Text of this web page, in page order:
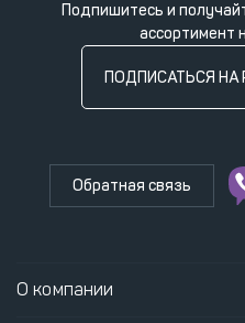
Подпишитесь и
ассортимент
ПОДПИСАТЬСЯ НА
Обратная связь
О компании